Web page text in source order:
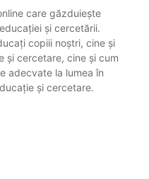
care găzduiește
și cercetării.
copiii noștri, cine și
și cercetare, cine și cum
adecvate la lumea în
și cercetare.